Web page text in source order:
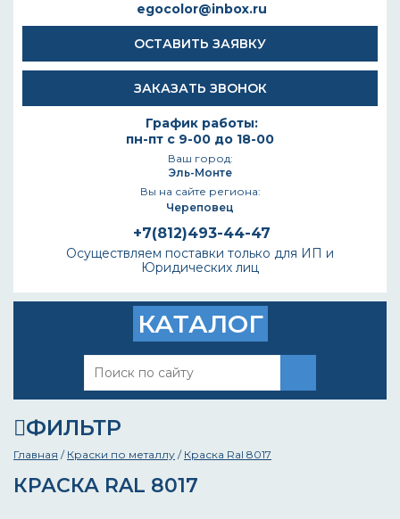
egocolor@inbox.ru
ОСТАВИТЬ ЗАЯВКУ
ЗАКАЗАТЬ ЗВОНОК
График работы:
пн-пт с 9-00 до 18-00
Ваш город:
Эль-Монте
Вы на сайте региона:
Череповец
+7(812)493-44-47
Осуществляем поставки только для ИП и
Юридических лиц
КАТАЛОГ
ФИЛЬТР
Главная / Краски по металлу / Краска Ral 8017
КРАСКА RAL 8017